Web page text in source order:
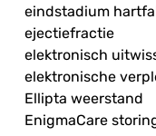
eindstadium
ejectiefractie
elektronisch
elektronische
Ellipta weerstand
EnigmaCare